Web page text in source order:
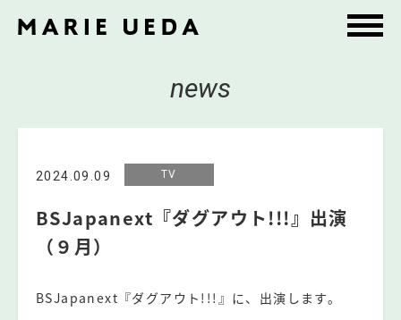
news
2024.09.09 TV
BSJapanext『ダグアウト!!!』出演
（９月）
BSJapanext『ダグアウト!!!』に、出演します。